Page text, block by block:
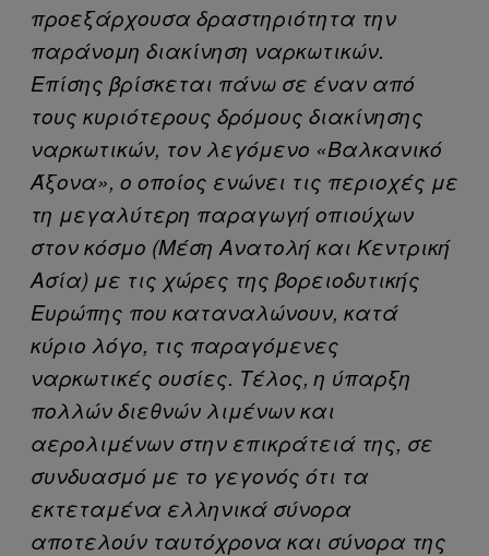
προεξάρχουσα δραστηριότητα την
παράνομη διακίνηση ναρκωτικών.
Επίσης βρίσκεται πάνω σε έναν από
τους κυριότερους δρόμους διακίνησης
ναρκωτικών, τον λεγόμενο «Βαλκανικό
Άξονα», ο οποίος ενώνει τις περιοχές με
τη μεγαλύτερη παραγωγή οπιούχων
στον κόσμο (Μέση Ανατολή και Κεντρική
Ασία) με τις χώρες της βορειοδυτικής
Ευρώπης που καταναλώνουν, κατά
κύριο λόγο, τις παραγόμενες
ναρκωτικές ουσίες. Τέλος, η ύπαρξη
πολλών διεθνών λιμένων και
αερολιμένων στην επικράτειά της, σε
συνδυασμό με το γεγονός ότι τα
εκτεταμένα ελληνικά σύνορα
αποτελούν ταυτόχρονα και σύνορα της